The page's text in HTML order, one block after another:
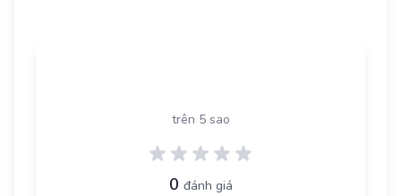
trên 5 sao
0 đánh giá